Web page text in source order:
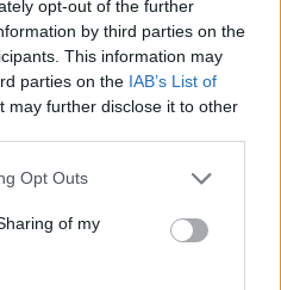
opt-out of the further
by third parties on the
This information may
parties on the IAB’s List of
may further disclose it to other
Opt Outs
of my